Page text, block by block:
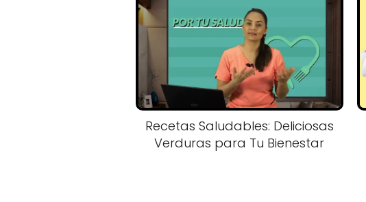
Recetas Saludables: Deliciosas
Verduras para Tu Bienestar